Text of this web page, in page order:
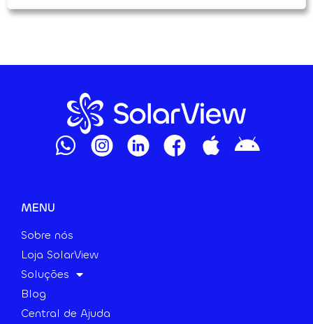
MENU
Sobre nós
Loja SolarView
Soluções
Blog
Central de Ajuda